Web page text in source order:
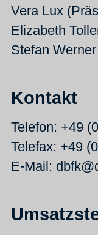
Vera Lux
Elizabeth
Stefan
Kontakt
Telefon: +49
Telefax: +49
E-Mail: